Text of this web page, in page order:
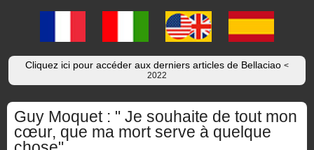
Cliquez ici pour accéder aux derniers articles de Bellaciao <
2022
Guy Moquet : " Je souhaite de tout mon
cœur, que ma mort serve à quelque